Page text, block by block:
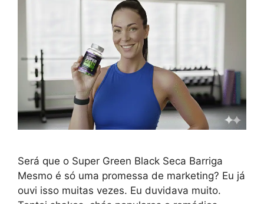
Será que o Super Green Black Seca Barriga
Mesmo é só uma promessa de marketing? Eu já
ouvi isso muitas vezes. Eu duvidava muito.